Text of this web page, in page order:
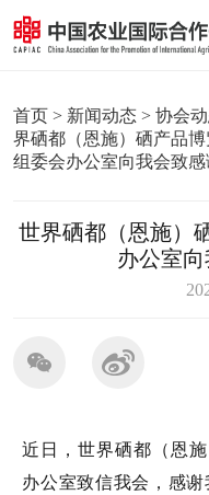
EN
首页 > 新闻动态 >协会
界硒都（恩施）硒产品
组委会办公室向我会致
世界硒都（恩施）
办公室
近日，世界硒都（恩
办公室致信我会，感